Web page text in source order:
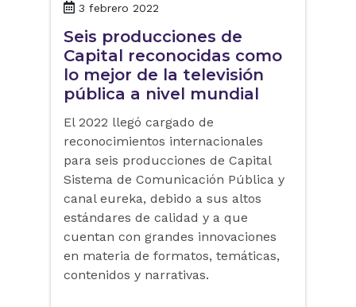
3 febrero 2022
Seis producciones de
Capital reconocidas como
lo mejor de la televisión
pública a nivel mundial
El 2022 llegó cargado de
reconocimientos internacionales
para seis producciones de Capital
Sistema de Comunicación Pública y
canal eureka, debido a sus altos
estándares de calidad y a que
cuentan con grandes innovaciones
en materia de formatos, temáticas,
contenidos y narrativas.